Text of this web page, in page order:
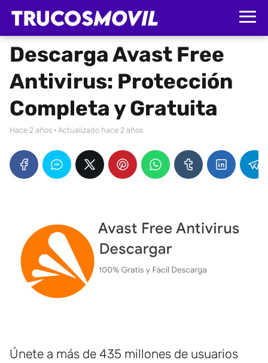
Descarga Avast Free
Antivirus: Protección
Completa y Gratuita
hace 2 años · Actualizado hace 2 años
Únete a más de 435 millones de usuarios